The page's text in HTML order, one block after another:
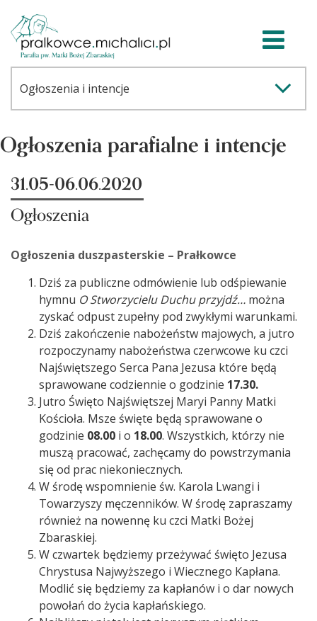
Ogłoszenia parafialne i intencje
31.05-06.06.2020
Ogłoszenia
Ogłoszenia duszpasterskie – Prałkowce
Dziś za publiczne odmówienie lub odśpiewanie
hymnu O Stworzycielu Duchu przyjdź… można
zyskać odpust zupełny pod zwykłymi warunkami.
Dziś zakończenie nabożeństw majowych, a jutro
rozpoczynamy nabożeństwa czerwcowe ku czci
Najświętszego Serca Pana Jezusa które będą
sprawowane codziennie o godzinie 17.30.
Jutro Święto Najświętszej Maryi Panny Matki
Kościoła. Msze święte będą sprawowane o
godzinie 08.00 i o 18.00. Wszystkich, którzy nie
muszą pracować, zachęcamy do powstrzymania
się od prac niekoniecznych.
W środę wspomnienie św. Karola Lwangi i
Towarzyszy męczenników. W środę zapraszamy
również na nowennę ku czci Matki Bożej
Zbaraskiej.
W czwartek będziemy przeżywać święto Jezusa
Chrystusa Najwyższego i Wiecznego Kapłana.
Modlić się będziemy za kapłanów i o dar nowych
powołań do życia kapłańskiego.